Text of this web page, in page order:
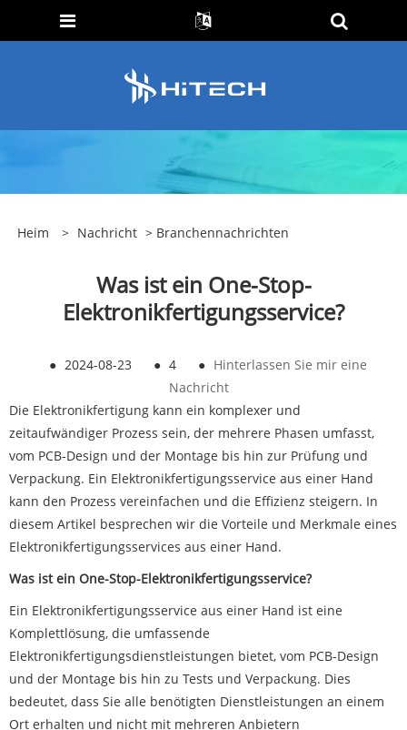
Heim > Nachricht > Branchennachrichten
Was ist ein One-Stop-
Elektronikfertigungsservice?
● 2024-08-23 ● 4 ● Hinterlassen Sie mir eine
Nachricht
Die Elektronikfertigung kann ein komplexer und
zeitaufwändiger Prozess sein, der mehrere Phasen umfasst,
vom PCB-Design und der Montage bis hin zur Prüfung und
Verpackung. Ein Elektronikfertigungsservice aus einer Hand
kann den Prozess vereinfachen und die Effizienz steigern. In
diesem Artikel besprechen wir die Vorteile und Merkmale eines
Elektronikfertigungsservices aus einer Hand.
Was ist ein One-Stop-Elektronikfertigungsservice?
Ein Elektronikfertigungsservice aus einer Hand ist eine
Komplettlösung, die umfassende
Elektronikfertigungsdienstleistungen bietet, vom PCB-Design
und der Montage bis hin zu Tests und Verpackung. Dies
bedeutet, dass Sie alle benötigten Dienstleistungen an einem
Ort erhalten und nicht mit mehreren Anbietern